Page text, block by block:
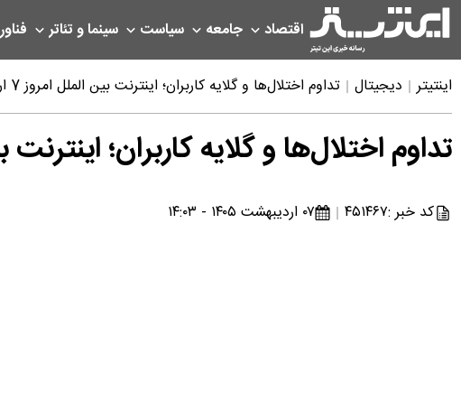
اقتصاد جامعه سیاست سینما و تئاتر
اینتیتر دیجیتال تداوم اختلال‌ها و گلایه کاربران؛ اینترنت بین الملل امروز 7 اردیبهشت وصل میشه؟
تداوم اختلال‌ها و گلایه کاربران؛ اینترنت بین الملل
کد خبر :۴۵۱۴۶۷ ۰۷ اردیبهشت ۱۴۰۵ - ۱۴:۰۳